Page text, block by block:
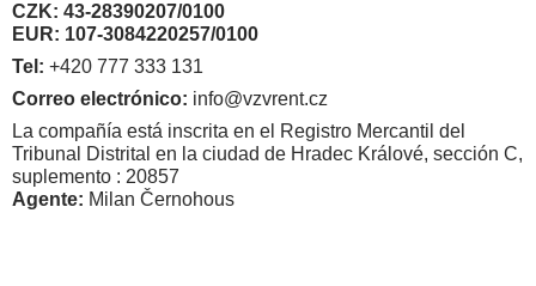
CZK: 43-28390207/0100
EUR: 107-3084220257/0100
Tel: +420 777 333 131
Correo electrónico: info@vzvrent.cz
La compañía está inscrita en el Registro Mercantil del
Tribunal Distrital en la ciudad de Hradec Králové, sección C,
suplemento : 20857
Agente: Milan Černohous